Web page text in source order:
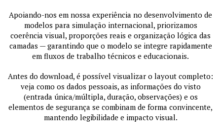
Apoiando-nos em nossa experiência no desenvolvimento de
modelos para simulação internacional, priorizamos
coerência visual, proporções reais e organização lógica das
camadas — garantindo que o modelo se integre rapidamente
em fluxos de trabalho técnicos e educacionais.
Antes do download, é possível visualizar o layout completo:
veja como os dados pessoais, as informações do visto
(entrada única/múltipla, duração, observações) e os
elementos de segurança se combinam de forma convincente,
mantendo legibilidade e impacto visual.